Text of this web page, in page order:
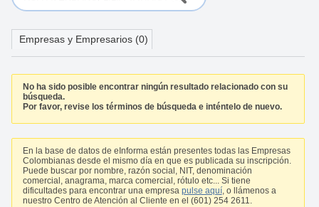
Empresas y Empresarios (0)
No ha sido posible encontrar ningún resultado relacionado con su
búsqueda.
Por favor, revise los términos de búsqueda e inténtelo de nuevo.
En la base de datos de eInforma están presentes todas las Empresas
Colombianas desde el mismo día en que es publicada su inscripción.
Puede buscar por nombre, razón social, NIT, denominación
comercial, anagrama, marca comercial, rótulo etc... Si tiene
dificultades para encontrar una empresa pulse aquí, o llámenos a
nuestro Centro de Atención al Cliente en el (601) 254 2611.